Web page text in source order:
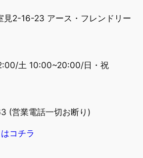
見2-16-23 アース・フレンドリー
土 10:00~20:00/ 日・祝
(営業電話一切お断り)
コチラ